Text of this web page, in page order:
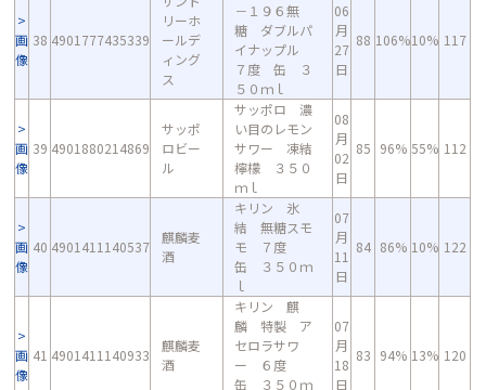
画
像
38 4901777435339
リーホ
ールデ
ィング
ス
－１９６無
糖 ダブルパ
イナップル
７度 缶 ３
５０ｍｌ
06
月
27
日
88 106%10% 117
画
像
39 4901880214869
サッポ
ロビー
ル
サッポロ 濃
い目のレモン
サワー 凍結
檸檬 ３５０
ｍｌ
08
月
02
日
85 96% 55% 112
画
像
40 4901411140537
麒麟麦
酒
キリン 氷
結 無糖スモ
モ ７度
缶 ３５０ｍ
ｌ
07
月
11
日
84 86% 10% 122
画
像
41 4901411140933
麒麟麦
酒
キリン 麒
麟 特製 ア
セロラサワ
ー ６度
缶 ３５０ｍ
07
月
18
日
83 94% 13% 120